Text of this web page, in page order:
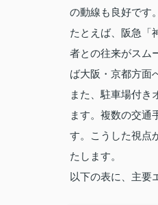
の動線も良好です。
たとえば、阪急「
者との往来がスム
ば大阪・京都方面
また、駐車場付き
ます。複数の交通
す。こうした視点
たします。
以下の表に、主要